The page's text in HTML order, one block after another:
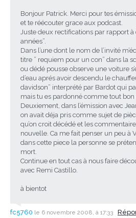
Bonjour Patrick. Merci pour tes
et te réécouter grace aux podcast.
Juste deux rectifications par rapport à
années”.
Dans l’une dont le nom de l’invité
titre ” requiem pour un con” dans la
ou dédé pousse observe une voiture
d’eau aprés avoir descendu le
davidson” interprété par Bardot qui
mais tu es pardonné comme tout bon
Deuxiement, dans l’émission avec
on avait déja pris comme sujet de
qu’on croit décédé et les
nouvelle. Ca me fait penser un peu à
dans cette piece la personne se
mort.
Continue en tout cas à nous faire
avec Remi Castillo.
à bientot
fc5760 le 6 novembre 2008, à 17:33